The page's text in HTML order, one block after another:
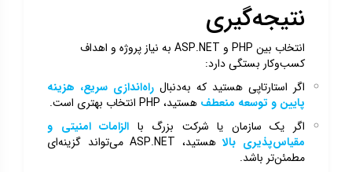
نتیجه‌گیری
انتخاب بین PHP و ASP.NET به نیاز پروژه و اهداف
کسب‌وکار بستگی دارد:
اگر استارتاپی هستید که به‌دنبال راه‌اندازی سریع، هزینه
پایین و توسعه منعطف هستید، PHP انتخاب بهتری است.
اگر یک سازمان یا شرکت بزرگ با الزامات امنیتی و
مقیاس‌پذیری بالا
هستید، ASP.NET می‌تواند گزینه‌ای
مطمئن‌تر باشد.